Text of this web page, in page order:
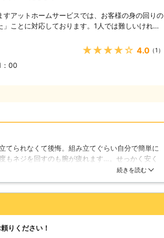
すアットホームサービスでは、お客様の身の回りの
」ことに対応しております。1人では難しいけれ
事がたくさんあります。家具の組立や移動もその
族と離れて暮らしていて頼める人が近くにいないと
ゃいます。また、高齢であったり体が不自由な方
すので、ぜひご利用ください。 【組み立て
難しい作業となります。構造自体は簡単にできる
いないですよね。そんな時はぜひ当社がお助けに
組み立ての経験を活かして、しっかりと組み立て
も引きずって移動させることは可能かもしれませ
きたら大けがをしてしまう事もあり危険ですし、床
具とお家を傷つけないように、安全に注意して家具
かもと思われても、無理は禁物です。お気軽に当
：00
★★★★★ 4.0（1）
てられなくて後悔。組み立てぐらい自分で簡単に
もネジを回すのも腕が疲れます…。せっかく安く
さんにお願いしました。さすがプロの方だけあっ
続きを読む
りください！